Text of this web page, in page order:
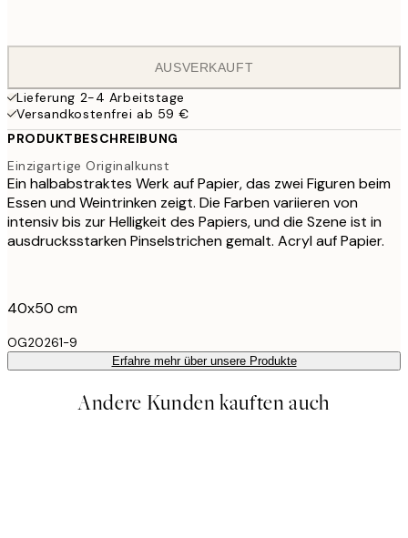
AUSVERKAUFT
Lieferung 2-4 Arbeitstage
Versandkostenfrei ab 59 €
PRODUKTBESCHREIBUNG
Einzigartige Originalkunst
Ein halbabstraktes Werk auf Papier, das zwei Figuren beim
Essen und Weintrinken zeigt. Die Farben variieren von
intensiv bis zur Helligkeit des Papiers, und die Szene ist in
ausdrucksstarken Pinselstrichen gemalt. Acryl auf Papier.
40x50 cm
OG20261-9
Erfahre mehr über unsere Produkte
Andere Kunden kauften auch